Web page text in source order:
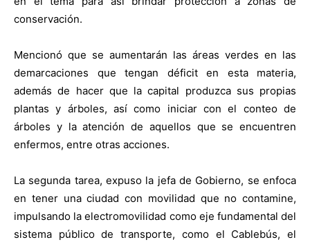
conservación.
Mencionó que se aumentarán las áreas verdes en las
demarcaciones que tengan déficit en esta materia,
además de hacer que la capital produzca sus propias
plantas y árboles, así como iniciar con el conteo de
árboles y la atención de aquellos que se encuentren
enfermos, entre otras acciones.
La segunda tarea, expuso la jefa de Gobierno, se enfoca
en tener una ciudad con movilidad que no contamine,
impulsando la electromovilidad como eje fundamental del
sistema público de transporte, como el Cablebús, el